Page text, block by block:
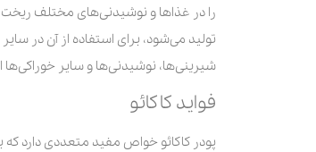
را در غذاها و نوشیدنی‌های مختلف ریخت
تولید می‌شود، برای استفاده از آن در
شیرینی‌ها، نوشیدنی‌ها و سایر
فواید کاکائو
پودر کاکائو خواص مفید متعددی دارد که